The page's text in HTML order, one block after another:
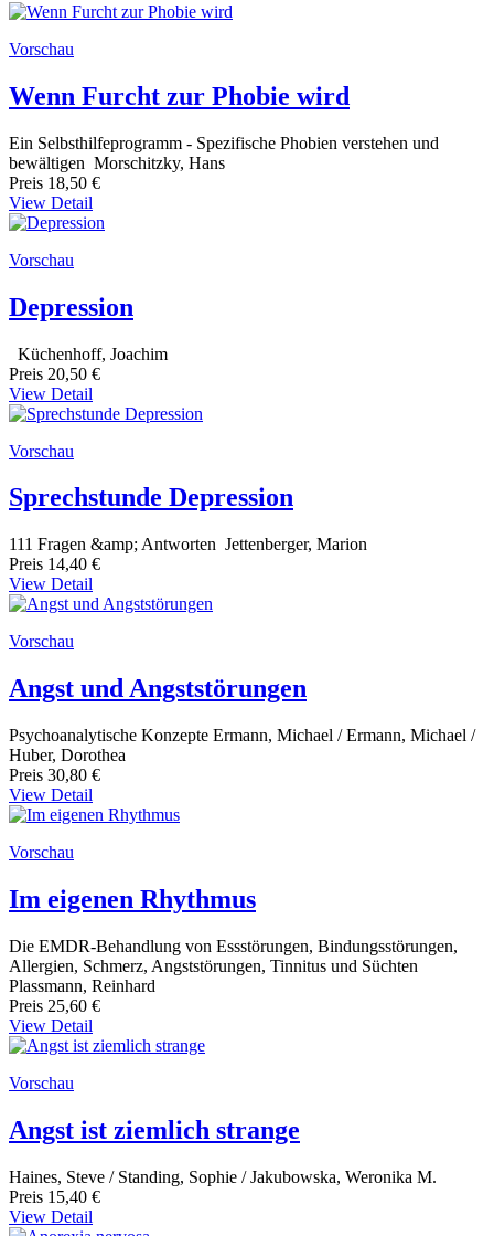
Vorschau
Wenn Furcht zur Phobie wird
Ein Selbsthilfeprogramm - Spezifische Phobien verstehen und
bewältigen Morschitzky, Hans
Preis 18,50 €
View Detail
Vorschau
Depression
Küchenhoff, Joachim
Preis 20,50 €
View Detail
Vorschau
Sprechstunde Depression
111 Fragen &amp; Antworten Jettenberger, Marion
Preis 14,40 €
View Detail
Vorschau
Angst und Angststörungen
Psychoanalytische Konzepte Ermann, Michael / Ermann, Michael /
Huber, Dorothea
Preis 30,80 €
View Detail
Vorschau
Im eigenen Rhythmus
Die EMDR-Behandlung von Essstörungen, Bindungsstörungen,
Allergien, Schmerz, Angststörungen, Tinnitus und Süchten
Plassmann, Reinhard
Preis 25,60 €
View Detail
Vorschau
Angst ist ziemlich strange
Haines, Steve / Standing, Sophie / Jakubowska, Weronika M.
Preis 15,40 €
View Detail